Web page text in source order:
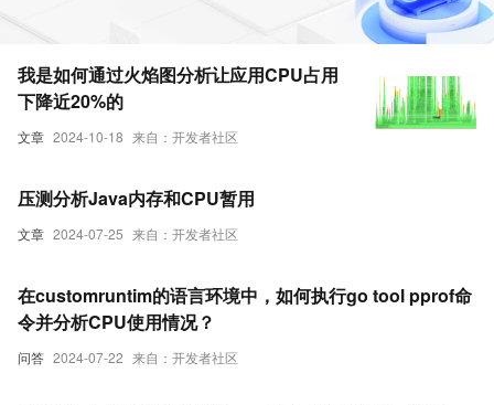
文章 2024-10-18 来自：开发者社区
我是如何通过火焰图分析让应用CPU占用
下降近20%的
文章 2024-07-25 来自：开发者社区
压测分析Java内存和CPU暂用
问答 2024-07-22 来自：开发者社区
在customruntim的语言环境中，如何执行go tool pprof命
令并分析CPU使用情况？